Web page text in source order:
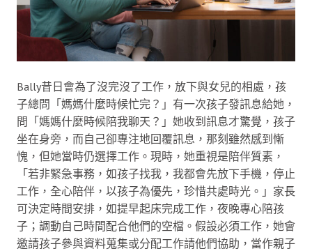
Bally昔日會為了沒完沒了工作，放下與女兒的相處，孩
子總問「媽媽什麼時候忙完？」有一次孩子發訊息給她，
問「媽媽什麼時候陪我聊天？」她收到訊息才驚覺，孩子
坐在身旁，而自己卻專注地回覆訊息，那刻雖然感到慚
愧，但她當時仍選擇工作。現時，她重視是陪伴質素，
「若非緊急事務，如孩子找我，我都會先放下手機，停止
工作，全心陪伴，以孩子為優先，珍惜共處時光。」家長
可決定時間安排，如提早起床完成工作，夜晚專心陪孩
子；調動自己時間配合他們的空檔。假設必須工作，她會
邀請孩子參與資料蒐集或分配工作請他們協助，當作親子